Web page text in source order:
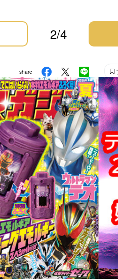
2/4
share